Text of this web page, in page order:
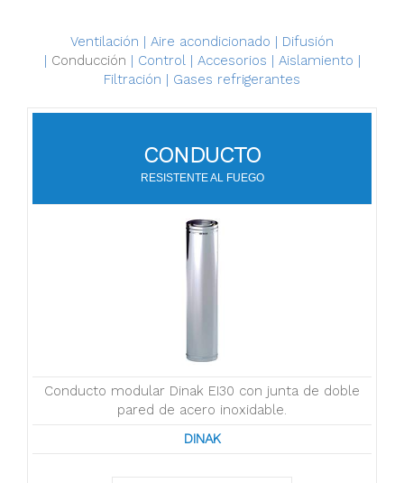
Ventilación | Aire acondicionado | Difusión
| Conducción | Control | Accesorios | Aislamiento |
Filtración | Gases refrigerantes
CONDUCTO
RESISTENTE AL FUEGO
Conducto modular Dinak EI30 con junta de doble
pared de acero inoxidable.
DINAK